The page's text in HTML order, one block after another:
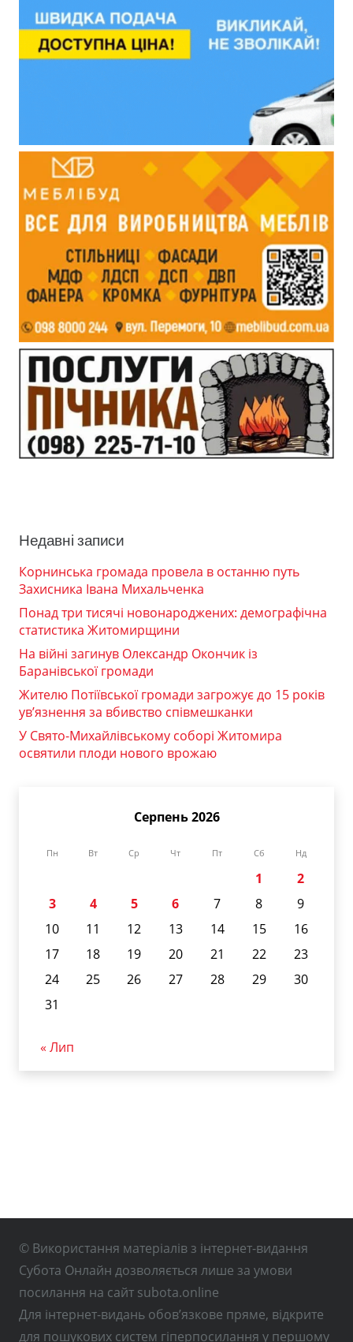
Недавні записи
Корнинська громада провела в останню путь
Захисника Івана Михальченка
Понад три тисячі новонароджених: демографічна
статистика Житомирщини
На війні загинув Олександр Окончик із
Баранівської громади
Жителю Потіївської громади загрожує до 15 років
ув’язнення за вбивство співмешканки
У Свято-Михайлівському соборі Житомира
освятили плоди нового врожаю
Серпень 2026
Пн Вт Ср Чт Пт Сб Нд
1
2
3
4 5 6 7 8
9
10
11 12 13 14 15
16
17
18 19 20 21 22
23
24
25 26 27 28 29
30
31
« Лип
© Використання матеріалів з інтернет-видання
Субота Онлайн дозволяється лише за умови
посилання на сайт subota.online
Для інтернет-видань обов’язкове пряме, відкрите
для пошукових систем гіперпосилання у першому